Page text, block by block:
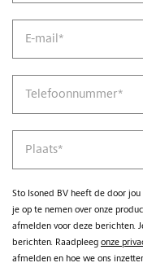
E-mail*
Telefoonnummer*
Plaats*
Sto Isoned BV heeft de door
je op te nemen over onze
afmelden voor deze berichten.
berichten. Raadpleeg onze
afmelden en hoe we ons